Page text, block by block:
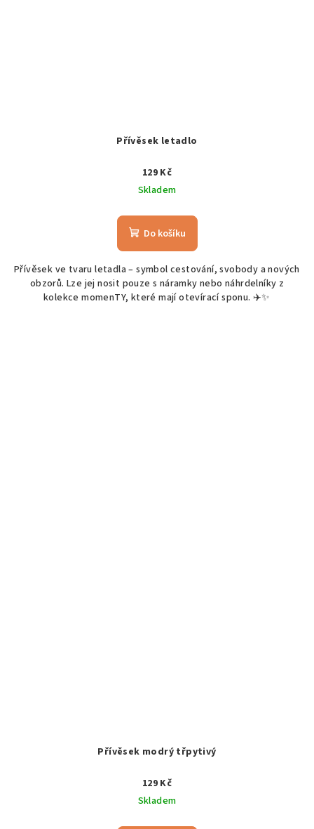
Přívěsek letadlo
129 Kč
Skladem
Do košíku
Přívěsek ve tvaru letadla – symbol cestování, svobody a nových
obzorů. Lze jej nosit pouze s náramky nebo náhrdelníky z
kolekce momenTY, které mají otevírací sponu. ✈️✨
Přívěsek modrý třpytivý
129 Kč
Skladem